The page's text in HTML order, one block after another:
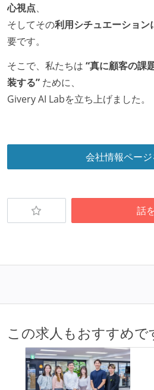
心視点、
そしてその利用シチュエーショ
要です。
そこで、私たちは “真に顧客の課
装する” ために、
Givery AI Labを立ち上げました。
会社情報ペー
話
この求人もおすすめで